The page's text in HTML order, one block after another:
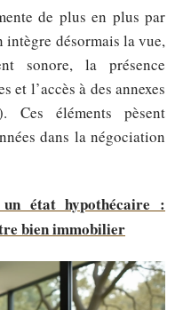
de plus en plus par
désormais la vue,
sonore, la présence
et l’accès à des annexes
Ces éléments pèsent
dans la négociation
état hypothécaire :
bien immobilier